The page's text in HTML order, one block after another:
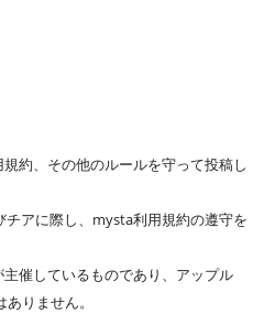
約、その他のルールを守って投稿し
アに際し、mysta利用規約の遵守を
催しているものであり、アップル
りません。